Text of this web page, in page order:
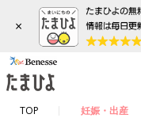
×
TOP 妊娠・出産